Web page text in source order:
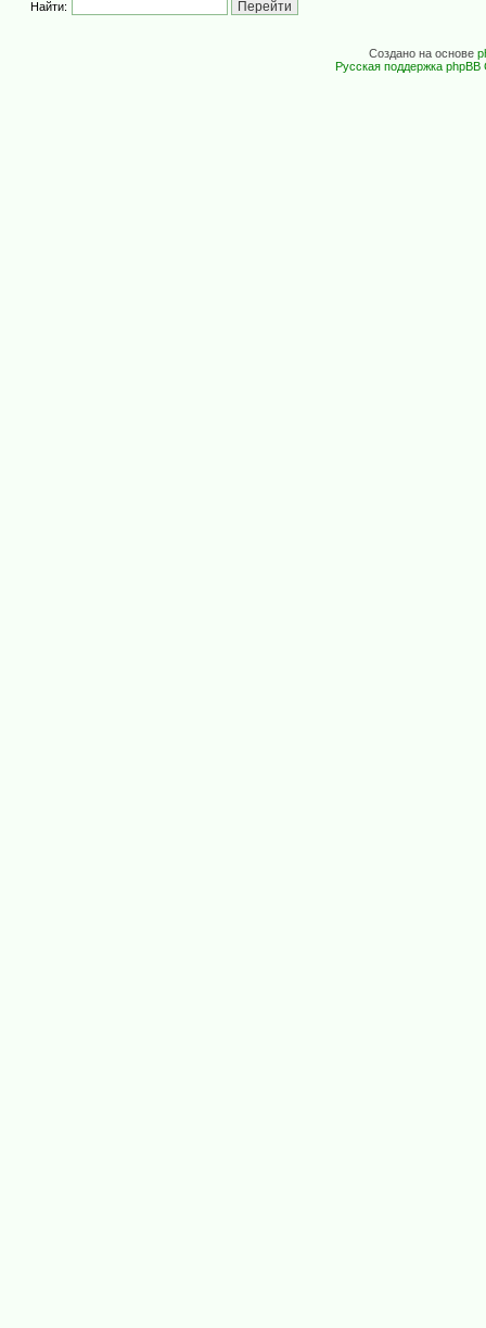
Найти:
Создано на основе
Русская поддержка phpBB